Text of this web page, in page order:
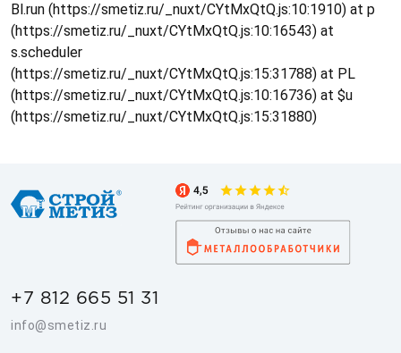
Bl.run (https://smetiz.ru/_nuxt/CYtMxQtQ.js:10:1910) at p
(https://smetiz.ru/_nuxt/CYtMxQtQ.js:10:16543) at
s.scheduler
(https://smetiz.ru/_nuxt/CYtMxQtQ.js:15:31788) at PL
(https://smetiz.ru/_nuxt/CYtMxQtQ.js:10:16736) at $u
(https://smetiz.ru/_nuxt/CYtMxQtQ.js:15:31880)
+7 812 665 51 31
info@smetiz.ru